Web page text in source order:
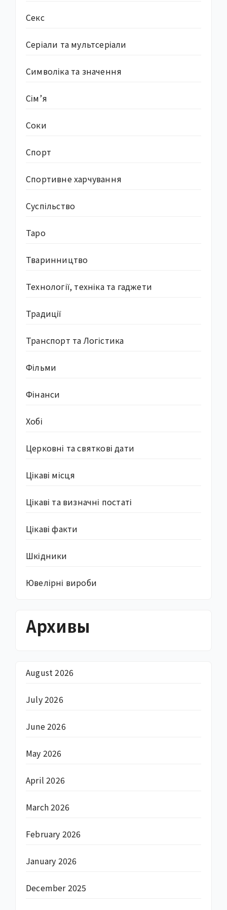
Секс
Серіали та мультсеріали
Символіка та значення
Сім’я
Соки
Спорт
Спортивне харчування
Суcпільство
Таро
Тваринництво
Технології, техніка та гаджети
Традиції
Транспорт та Логістика
Фільми
Фінанси
Хобі
Церковні та святкові дати
Цікаві місця
Цікаві та визначні постаті
Цікаві факти
Шкідники
Ювелірні вироби
Архивы
August 2026
July 2026
June 2026
May 2026
April 2026
March 2026
February 2026
January 2026
December 2025